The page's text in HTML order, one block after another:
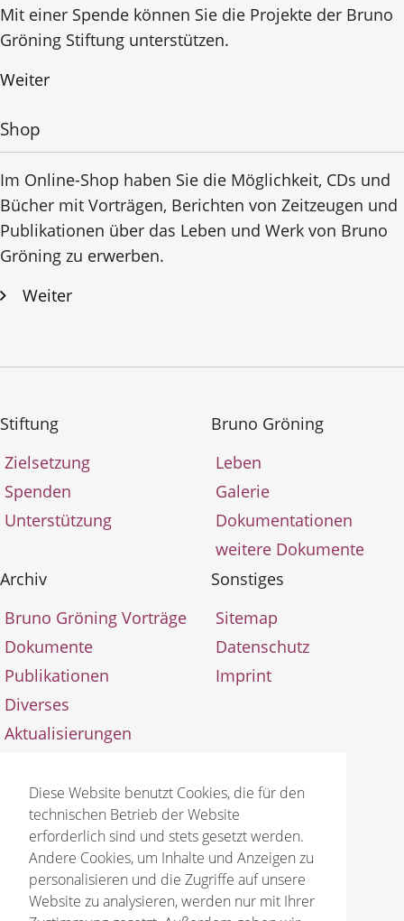
Diese Website benutzt Cookies, die für den
technischen Betrieb der Website
erforderlich sind und stets gesetzt werden.
Andere Cookies, um Inhalte und Anzeigen zu
personalisieren und die Zugriffe auf unsere
Website zu analysieren, werden nur mit Ihrer
Mit einer Spende können Sie die Projekte der Bruno
Gröning Stiftung unterstützen.
Weiter
Shop
Im Online-Shop haben Sie die Möglichkeit, CDs und
Bücher mit Vorträgen, Berichten von Zeitzeugen und
Publikationen über das Leben und Werk von Bruno
Gröning zu erwerben.
Weiter
Stiftung
Zielsetzung
Spenden
Unterstützung
Bruno Gröning
Leben
Galerie
Dokumentationen
weitere Dokumente
Archiv
Bruno Gröning Vorträge
Dokumente
Publikationen
Diverses
Aktualisierungen
Sonstiges
Sitemap
Datenschutz
Imprint
© 2026 Bruno Gröning Stiftung